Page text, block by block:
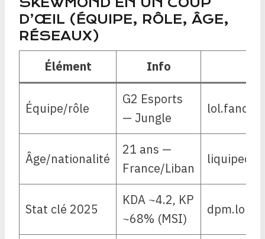
D’ŒIL (ÉQUIPE, RÔLE, ÂGE,
RÉSEAUX)
Élément Info
Équipe/rôle
G2 Esports
— Jungle
Âge/nationalité
21 ans —
France/Liban
Stat clé 2025
KDA ~4.2, KP
~68% (MSI)
dpm.lol/